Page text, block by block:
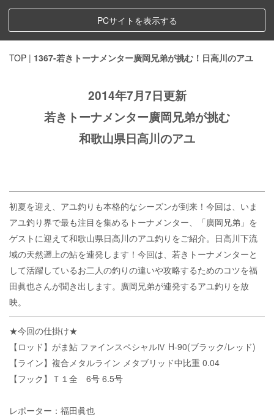
PCサイトを表示する
TOP | 1367-若きトーナメンター廣岡兄弟が挑む！日高川のアユ
2014年7月7日更新
若きトーナメンター廣岡兄弟が挑む
和歌山県日高川のアユ
初夏を迎え、アユ釣りも本格的なシーズンが到来！今回は、いま
アユ釣り界で最も注目を集めるトーナメンター、「廣岡兄弟」を
ゲストに迎えて和歌山県日高川のアユ釣りをご紹介。日高川下流
域の天然遡上の鮎を連発します！今回は、若きトーナメンターと
して活躍しているお二人の釣りの違いや攻略するためのコツを福
田眞也さんが聞き出します。廣岡兄弟が連発するアユ釣りを放
映。
★今回の仕掛け★
【ロッド】がま鮎 ファインスペシャルⅣ H-90(ブラック/レッド)
【ライン】複合メタルライン メタブリッド中比重 0.04
【フック】Ｔ１全 6号 6.5号
レポーター：福田眞也